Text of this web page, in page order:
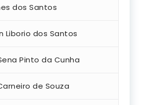
dos Santos
Liborio dos Santos
Pinto da Cunha
de Souza